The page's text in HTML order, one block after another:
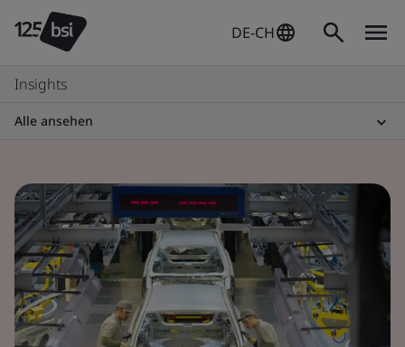
DE-CH
Insights
Alle ansehen